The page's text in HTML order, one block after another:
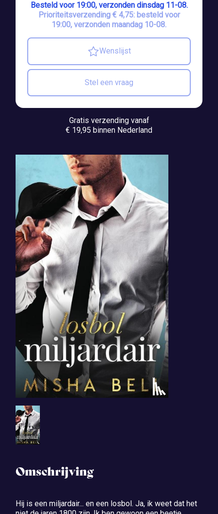
Omschrijving
Hij is een miljardair... en een losbol. Ja, ik weet dat het
Besteld voor 19:00, verzonden dinsdag 11-08.
Prioriteitsverzending € 4,75: besteld voor
19:00, verzonden maandag 10-08.
Wenslijst
Stel een vraag
Gratis verzending vanaf
€ 19,95 binnen Nederland